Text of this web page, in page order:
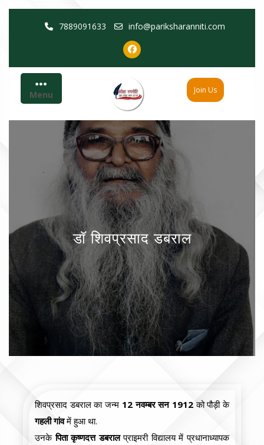
7889091633 info@pariksharanniti.com
Menu Join Us
डॉ शिवप्रसाद डबराल
शिवप्रसाद डबराल का जन्म 12 नवम्बर सन 1912को पौड़ी के
गहली गांवमें हुआ था.
उनकेपिता कृष्णदत्त डबरालप्राइमरी विद्यालय में प्रधानाध्यापक